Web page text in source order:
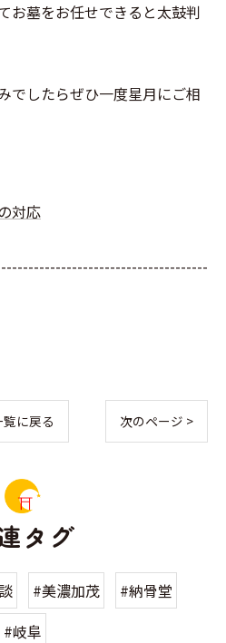
お墓をお任せできると太鼓判
でしたらぜひ一度星月にご相
対応
覧に戻る 次のページ >
タグ
#美濃加茂
#納骨堂
#岐阜